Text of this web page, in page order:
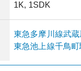
1K, 1SDK
東急多摩川線武
東急池上線千鳥町